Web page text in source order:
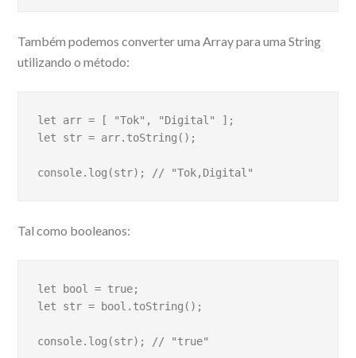
Também podemos converter uma Array para uma String
utilizando o método:
let arr = [ "Tok", "Digital" ];
let str = arr.toString();
console.log(str); // "Tok,Digital"
Tal como booleanos:
let bool = true;
let str = bool.toString();
console.log(str); // "true"